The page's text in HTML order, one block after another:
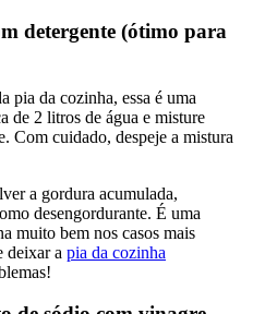
detergente (ótimo para
pia da cozinha, essa é uma
de 2 litros de água e misture
Com cuidado, despeje a mistura
a gordura acumulada,
desengordurante. É uma
muito bem nos casos mais
deixar a pia da cozinha